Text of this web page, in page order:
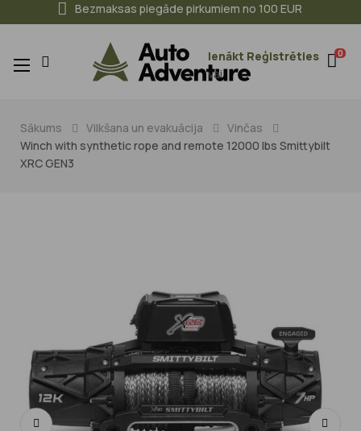
Bezmaksas piegāde pirkumiem no 100 EUR
Ienākt
vai
Reģistrēties 0
Toggle
navigation
☰
Sākums Vilkšana un evakuācija
Vinčas
Winch with synthetic rope and remote 12000 lbs Smittybilt
XRC GEN3